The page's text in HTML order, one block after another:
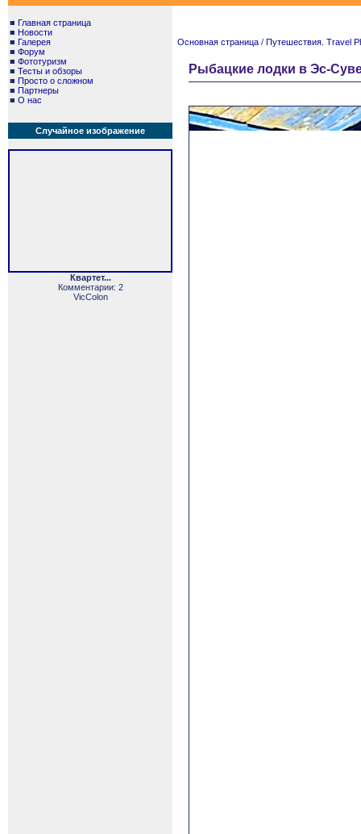
■ Главная страница
■ Новости
■ Галерея
■ Форум
■ Фототуризм
■ Тесты и обзоры
■ Просто о сложном
■ Партнеры
■ О нас
Случайное изображение
Квартет...
Комментарии: 2
VicColon
Основная страница / Путешествия. Travel
Рыбацкие лодки в Эс-